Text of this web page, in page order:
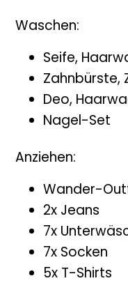
Waschen:
Seife,
Zahnbürste,
Deo,
Nagel-Set
Anziehen:
Wander-
2x Jeans
7x
7x Socken
5x T-Shirts